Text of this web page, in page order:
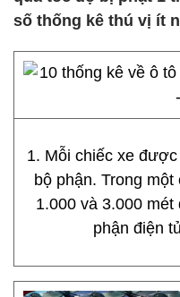
số thống kê thú vị ít
1. Mỗi chiếc xe
bộ phận. Trong
1.000 và 3.000
phận điện